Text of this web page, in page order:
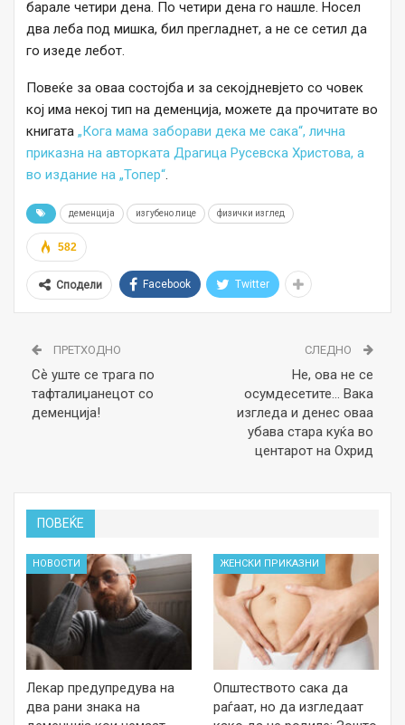
барале четири дена. По четири дена го нашле. Носел
два леба под мишка, бил прегладнет, а не се сетил да
го изеде лебот.
Повеќе за оваа состојба и за секојдневјето со човек
кој има некој тип на деменција, можете да прочитате во
книгата „Кога мама заборави дека ме сака“, лична
приказна на авторката Драгица Русевска Христова, а
во издание на „Топер“.
деменција изгубено лице физички изглед
582
Сподели Facebook Twitter
ПРЕТХОДНО
Сѐ уште се трага по
тафталиџанецот со
деменција!
СЛЕДНО
Не, ова не се
осумдесетите… Вака
изгледа и денес оваа
убава стара куќа во
центарот на Охрид
ПОВЕЌЕ
НОВОСТИ
Лекар предупредува на
два рани знака на
ЖЕНСКИ ПРИКАЗНИ
Општеството сака да
раѓаат, но да изгледаат